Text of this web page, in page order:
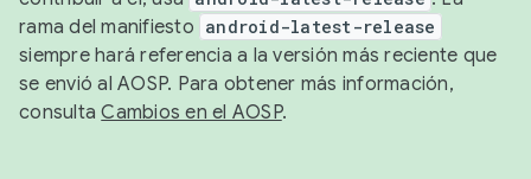
rama del manifiesto android-latest-release
siempre hará referencia a la versión más reciente que
se envió al AOSP. Para obtener más información,
consultaCambios en el AOSP.